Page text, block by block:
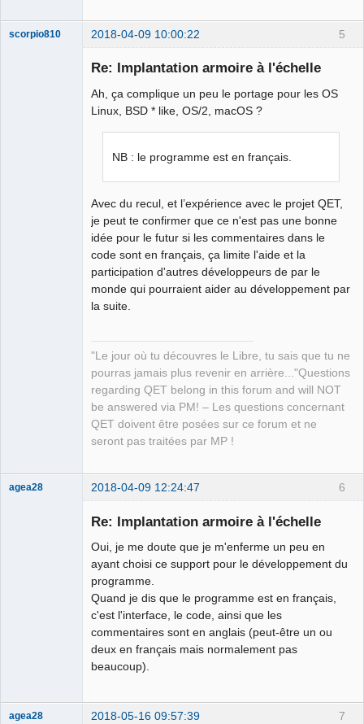
5
scorpio810 2018-04-09 10:00:22
Re: Implantation armoire à l'échelle
Ah, ça complique un peu le portage pour les OS
Linux, BSD * like, OS/2, macOS ?
NB : le programme est en français.
Avec du recul, et l’expérience avec le projet QET,
je peut te confirmer que ce n'est pas une bonne
idée pour le futur si les commentaires dans le
code sont en français, ça limite l'aide et la
participation d'autres développeurs de par le
monde qui pourraient aider au développement par
la suite.
"Le jour où tu découvres le Libre, tu sais que tu ne
pourras jamais plus revenir en arrière..."Questions
regarding QET belong in this forum and will NOT
be answered via PM! – Les questions concernant
QET doivent être posées sur ce forum et ne
seront pas traitées par MP !
6
agea28 2018-04-09 12:24:47
Re: Implantation armoire à l'échelle
Oui, je me doute que je m'enferme un peu en
ayant choisi ce support pour le développement du
programme.
Quand je dis que le programme est en français,
c'est l'interface, le code, ainsi que les
commentaires sont en anglais (peut-être un ou
deux en français mais normalement pas
beaucoup).
7
agea28 2018-05-16 09:57:39